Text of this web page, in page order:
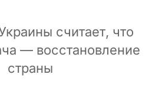
считает, что
— восстановление
страны